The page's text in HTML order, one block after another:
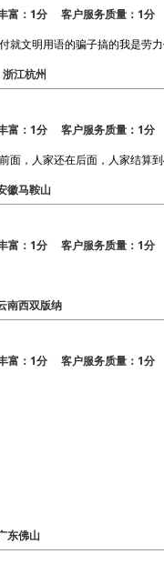
富：1分 客户服务质量：1分
就文明用语的骗子搞的我是劳
江杭州
富：1分 客户服务质量：1分
面，人家还在后面，人家结算
徽马鞍山
富：1分 客户服务质量：1分
西双版纳
富：1分 客户服务质量：1分
东佛山